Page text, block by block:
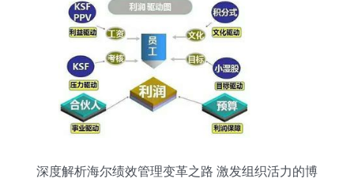
深度解析海尔绩效管理变革之路 激发组织活力的博